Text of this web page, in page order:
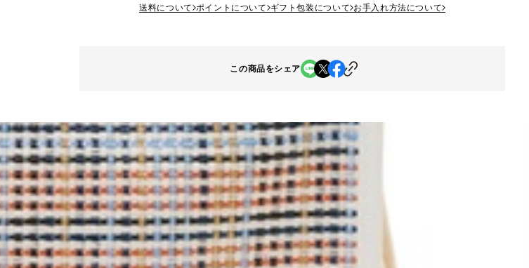
送料について ポイントについて ギフト包装について お手入れ方法について
この商品をシェア